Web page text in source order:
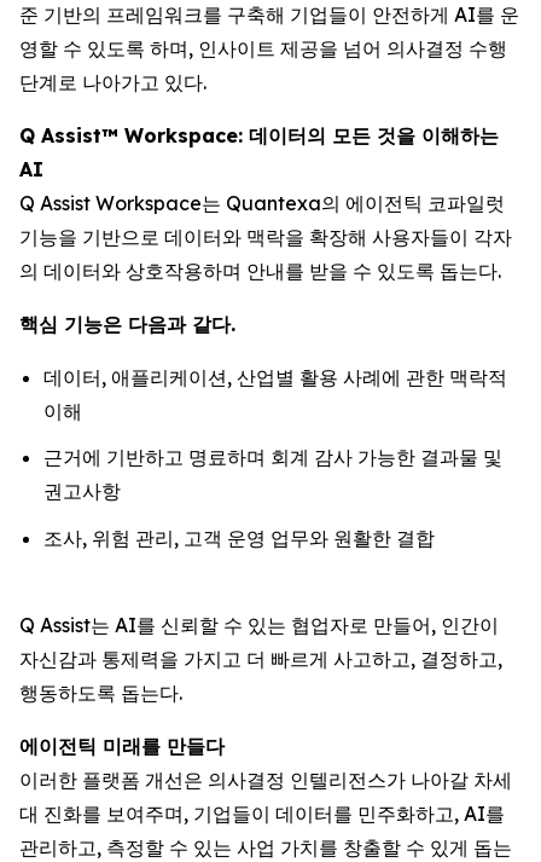
준 기반의 프레임워크를 구축해 기업들이 안전하게 AI를 운
영할 수 있도록 하며, 인사이트 제공을 넘어 의사결정 수행
단계로 나아가고 있다.
Q Assist™ Workspace: 데이터의 모든 것을 이해하는
AI
Q Assist Workspace는 Quantexa의 에이전틱 코파일럿
기능을 기반으로 데이터와 맥락을 확장해 사용자들이 각자
의 데이터와 상호작용하며 안내를 받을 수 있도록 돕는다.
핵심 기능은 다음과 같다.
데이터, 애플리케이션, 산업별 활용 사례에 관한 맥락적
이해
근거에 기반하고 명료하며 회계 감사 가능한 결과물 및
권고사항
조사, 위험 관리, 고객 운영 업무와 원활한 결합
Q Assist는 AI를 신뢰할 수 있는 협업자로 만들어, 인간이
자신감과 통제력을 가지고 더 빠르게 사고하고, 결정하고,
행동하도록 돕는다.
에이전틱 미래를 만들다
이러한 플랫폼 개선은 의사결정 인텔리전스가 나아갈 차세
대 진화를 보여주며, 기업들이 데이터를 민주화하고, AI를
관리하고, 측정할 수 있는 사업 가치를 창출할 수 있게 돕는